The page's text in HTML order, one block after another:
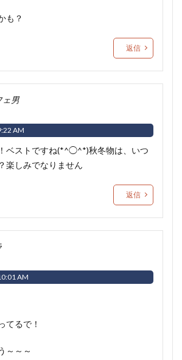
も？
返信
ェ男
AM
ベストですね(*^◯^*)秋冬物は、いつ
楽しみでなりません
返信
AM
てるで！
～～～